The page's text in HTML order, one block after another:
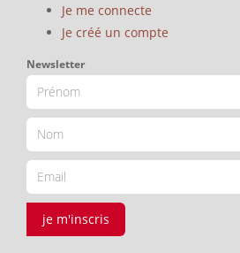
Je me connecte
Je créé un compte
Newsletter
je m'inscris